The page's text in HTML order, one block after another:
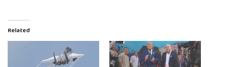
Related